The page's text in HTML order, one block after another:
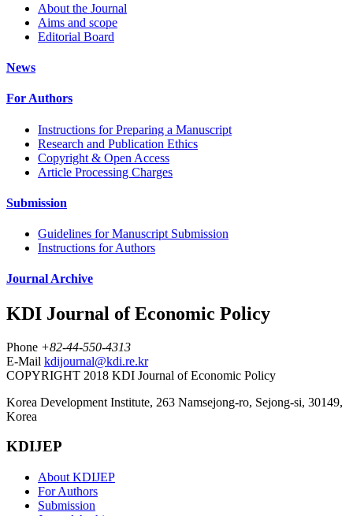
About the Journal
Aims and scope
Editorial Board
News
For Authors
Instructions for Preparing a Manuscript
Research and Publication Ethics
Copyright & Open Access
Article Processing Charges
Submission
Guidelines for Manuscript Submission
Instructions for Authors
Journal Archive
KDI Journal of Economic Policy
Phone +82-44-550-4313
E-Mail kdijournal@kdi.re.kr
COPYRIGHT 2018 KDI Journal of Economic Policy
Korea Development Institute, 263 Namsejong-ro, Sejong-si, 30149,
Korea
KDIJEP
About KDIJEP
For Authors
Submission